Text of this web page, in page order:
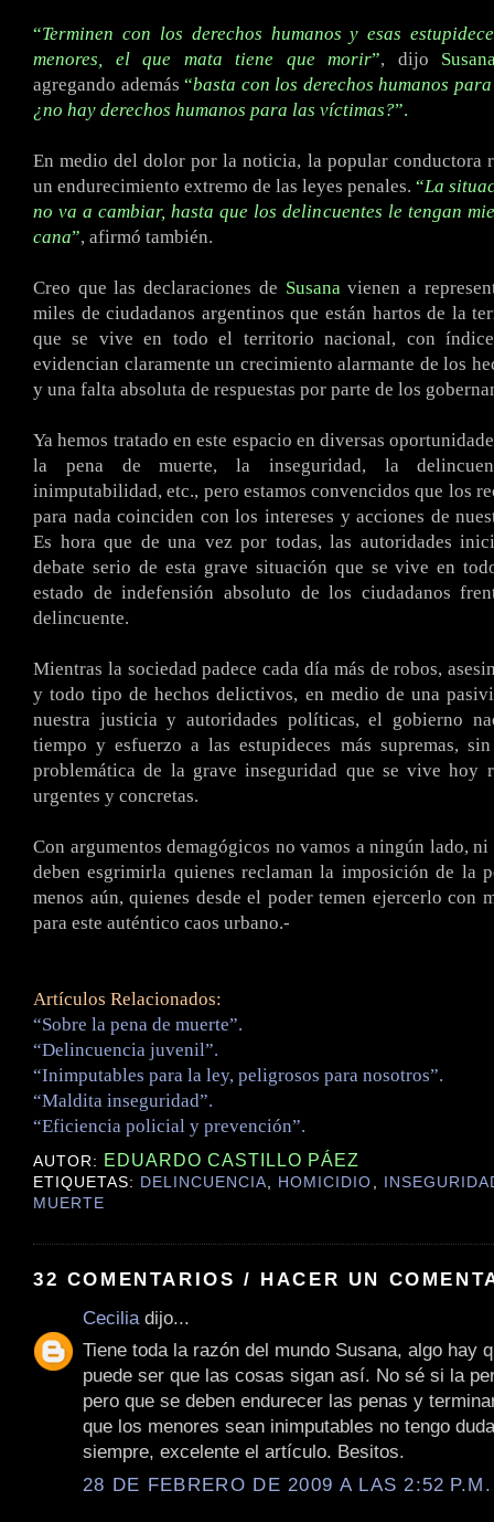
“Terminen con los derechos humanos y esas
menores, el que mata tiene que morir”, dijo
agregando además “basta con los derechos humanos
¿no hay derechos humanos para las víctimas?”.
En medio del dolor por la noticia, la popular conductora
un endurecimiento extremo de las leyes penales. “La
no va a cambiar, hasta que los delincuentes le tengan
cana”, afirmó también.
Creo que las declaraciones de Susanavienen a
miles de ciudadanos argentinos que están hartos de la
que se vive en todo el territorio nacional, con
evidencian claramente un crecimiento alarmante de los
y una falta absoluta de respuestas por parte de los
Ya hemos tratado en este espacio en diversas
la pena de muerte, la inseguridad, la
inimputabilidad, etc., pero estamos convencidos que los
para nada coinciden con los intereses y acciones de
Es hora que de una vez por todas, las autoridades
debate serio de esta grave situación que se vive en
estado de indefensión absoluto de los ciudadanos
delincuente.
Mientras la sociedad padece cada día más de robos,
y todo tipo de hechos delictivos, en medio de una
nuestra justicia y autoridades políticas, el gobierno
tiempo y esfuerzo a las estupideces más supremas,
problemática de la grave inseguridad que se vive hoy
urgentes y concretas.
Con argumentos demagógicos no vamos a ningún lado,
deben esgrimirla quienes reclaman la imposición de la
menos aún, quienes desde el poder temen ejercerlo con
para este auténtico caos urbano.-
Artículos Relacionados:
“Sobre la pena de muerte”.
“Delincuencia juvenil”.
“Inimputables para la ley, peligrosos para nosotros”.
“Maldita inseguridad”.
“Eficiencia policial y prevención”.
AUTOR: EDUARDO CASTILLO PÁEZ
ETIQUETAS: DELINCUENCIA, HOMICIDIO ,
MUERTE
32 COMENTARIOS / HACER UN
Cecilia dijo...
Tiene toda la razón del mundo Susana, algo hay
puede ser que las cosas sigan así. No sé si la
pero que se deben endurecer las penas y
que los menores sean inimputables no tengo
siempre, excelente el artículo. Besitos.
28 DE FEBRERO DE 2009 A LAS 2:52 P.M.